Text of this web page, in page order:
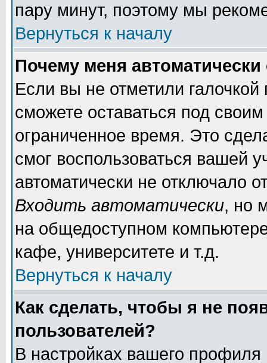
пару минут, поэтому мы
Вернуться к началу
Почему меня автоматически
Если вы не отметили галочкой
сможете оставаться под
ограниченное время. Это
смог воспользоваться вашей
автоматически не отключало
Входить автоматически, но
на общедоступном
кафе, университете и т.д.
Вернуться к началу
Как сделать, чтобы я не
пользователей?
В настройках вашего